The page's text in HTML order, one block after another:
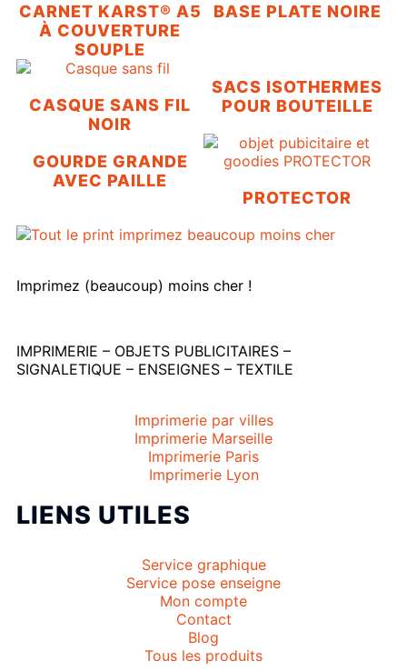
CARNET KARST® A5
À COUVERTURE
SOUPLE
BASE PLATE NOIRE
CASQUE SANS FIL
NOIR
SACS ISOTHERMES
POUR BOUTEILLE
GOURDE GRANDE
AVEC PAILLE
PROTECTOR
Imprimez (beaucoup) moins cher !
IMPRIMERIE – OBJETS PUBLICITAIRES –
SIGNALETIQUE – ENSEIGNES – TEXTILE
Imprimerie par villes
Imprimerie Marseille
Imprimerie Paris
Imprimerie Lyon
LIENS UTILES
Service graphique
Service pose enseigne
Mon compte
Contact
Blog
Tous les produits